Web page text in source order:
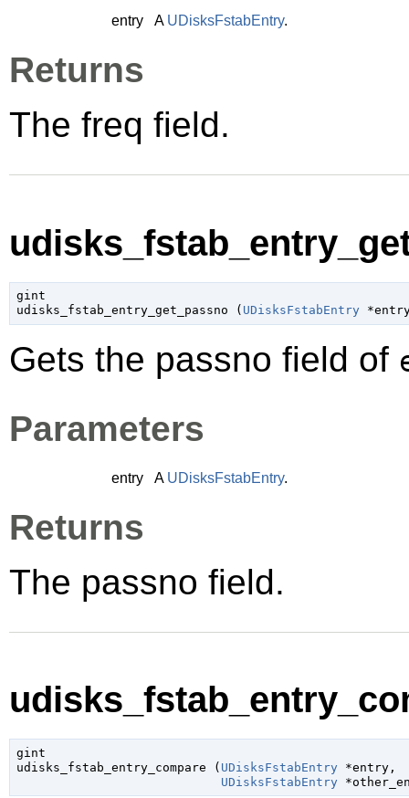
entry A UDisksFstabEntry.
Returns
The freq field.
gint
udisks_fstab_entry_get_passno ( UDisksFstabEntry
Gets the passno field of
Parameters
entry A UDisksFstabEntry.
Returns
The passno field.
gint
udisks_fstab_entry_compare ( UDisksFstabEntry *entry,
UDisksFstabEntry